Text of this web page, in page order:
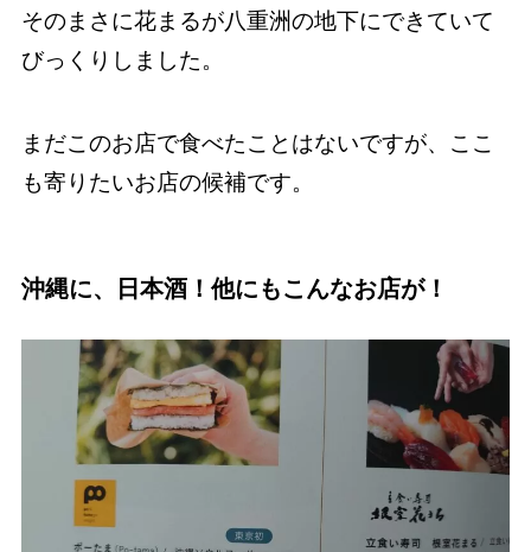
そのまさに花まるが八重洲の地下にできていて
びっくりしました。
まだこのお店で食べたことはないですが、ここ
も寄りたいお店の候補です。
沖縄に、日本酒！他にもこんなお店が！